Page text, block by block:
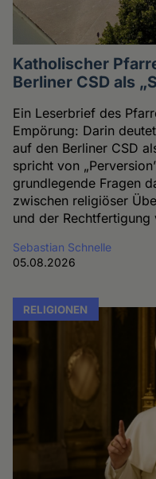
Katholischer
Berliner CSD als
Ein Leserbrief des
Empörung: Darin
auf den Berliner CSD
spricht von
grundlegende Fragen
zwischen religiöser
und der
Sebastian Schnelle
05.08.2026
RELIGIONEN